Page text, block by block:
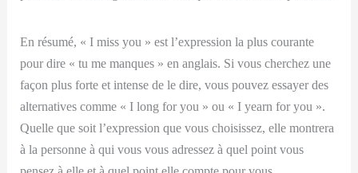
En résumé, « I miss you » est l’expression la plus courante
pour dire « tu me manques » en anglais. Si vous cherchez une
façon plus forte et intense de le dire, vous pouvez essayer des
alternatives comme « I long for you » ou « I yearn for you ».
Quelle que soit l’expression que vous choisissez, elle montrera
à la personne à qui vous vous adressez à quel point vous